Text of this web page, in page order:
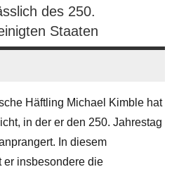
des 250.
Staaten
Häftling Michael Kimble hat
in der er den 250. Jahrestag
In diesem
er insbesondere die